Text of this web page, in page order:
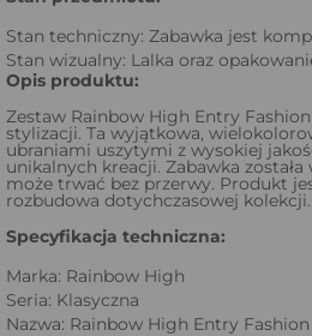
Stan techniczny: Zabawka jest
Stan wizualny: Lalka oraz
Opis produktu:
Zestaw Rainbow High Entry
stylizacji. Ta wyjątkowa,
ubraniami uszytymi z wysokiej
unikalnych kreacji. Zabawka
może trwać bez przerwy. Produkt
rozbudowa dotychczasowej kolekcji.
Specyfikacja techniczna:
Marka: Rainbow High
Seria: Klasyczna
Nazwa: Rainbow High Entry Fashion